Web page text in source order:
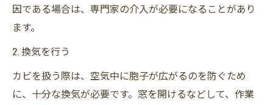
因である場合は、専門家の介入が必要になることがあり
ます。
2. 換気を行う
カビを扱う際は、空気中に胞子が広がるのを防ぐため
に、十分な換気が必要です。窓を開けるなどして、作業